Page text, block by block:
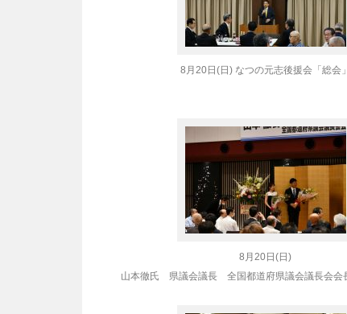
8月20日(日) なつの元志後援会「総会」
8月20日(日)
山本徹氏 県議会議長 全国都道府県議会議長会